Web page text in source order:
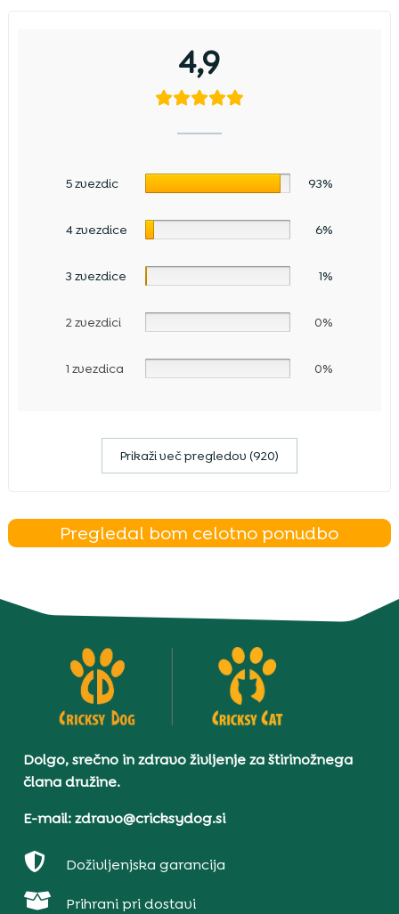
4,9
5 zvezdic 93%
4 zvezdice 6%
3 zvezdice 1%
2 zvezdici 0%
1 zvezdica 0%
Prikaži več pregledov (920)
Pregledal bom celotno ponudbo
Dolgo, srečno in zdravo življenje za štirinožnega
člana družine.
E-mail: zdravo@cricksydog.si
 Doživljenjska garancija
 Prihrani pri dostavi